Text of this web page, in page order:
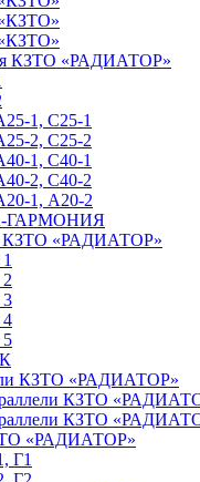
КЗТО «РАДИАТОР»
1, С25-1
2, С25-2
1, С40-1
2, С40-2
1, А20-2
ГАРМОНИЯ
КЗТО «РАДИАТОР»
КЗТО «РАДИАТОР»
КЗТО
КЗТО
«РАДИАТОР»
Г1